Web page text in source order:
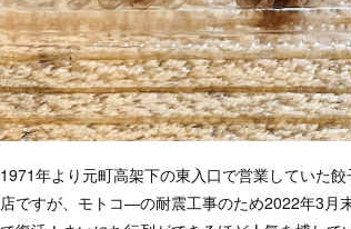
1971年より元町高架下の東入口で営業していた
店ですが、モトコ―の耐震工事のため2022年3月